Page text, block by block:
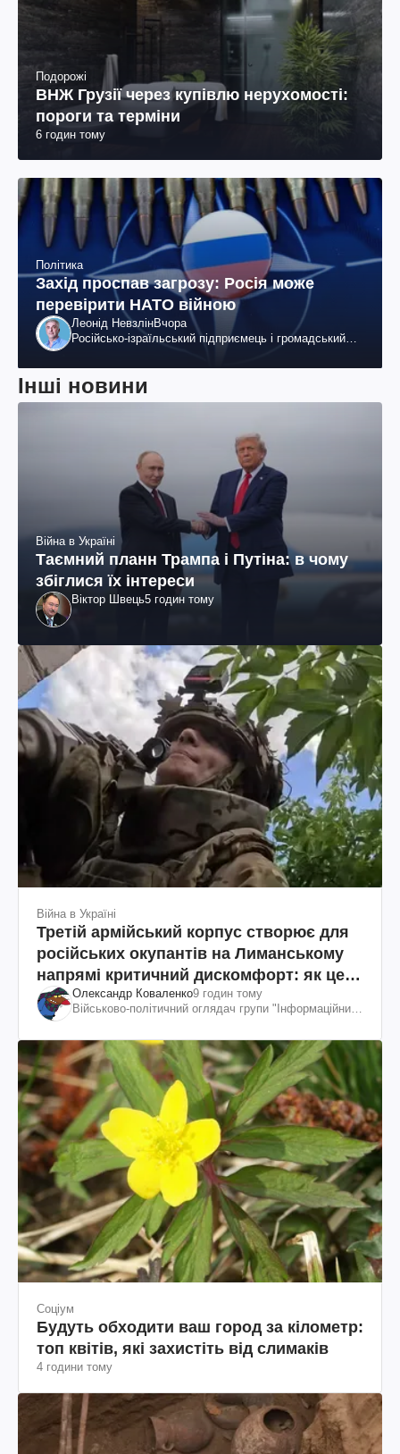
Подорожі
ВНЖ Грузії через купівлю нерухомості:
пороги та терміни
6 годин тому
Політика
Захід проспав загрозу: Росія може
перевірити НАТО війною
Леонід НевзлінВчора
Російсько-ізраїльський підприємець і громадський
Інші новини
Війна в Україні
Таємний планн Трампа і Путіна: в чому
збіглися їх інтереси
Віктор Швець5 годин тому
Війна в Україні
Третій армійський корпус створює для
російських окупантів на Лиманському
напрямі критичний дискомфорт: як це
вдалосяОлександр Коваленко9 годин тому
Військово-політичний оглядач групи "Інформаційний
Соціум
Будуть обходити ваш город за кілометр:
топ квітів, які захистіть від слимаків
4 години тому